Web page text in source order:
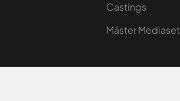
Castings
Máster Mediaset